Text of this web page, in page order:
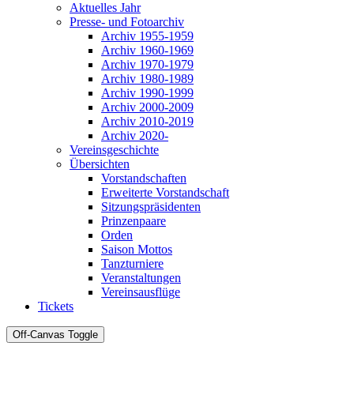
Aktuelles Jahr
Presse- und Fotoarchiv
Archiv 1955-1959
Archiv 1960-1969
Archiv 1970-1979
Archiv 1980-1989
Archiv 1990-1999
Archiv 2000-2009
Archiv 2010-2019
Archiv 2020-
Vereinsgeschichte
Übersichten
Vorstandschaften
Erweiterte Vorstandschaft
Sitzungspräsidenten
Prinzenpaare
Orden
Saison Mottos
Tanzturniere
Veranstaltungen
Vereinsausflüge
Tickets
Off-Canvas Toggle